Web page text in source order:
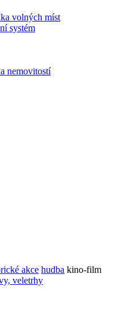
volných míst
systém
nemovitostí
akce hudba kino-film
veletrhy